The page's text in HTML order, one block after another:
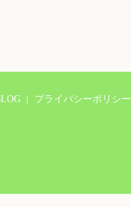
プライバシーポリシー